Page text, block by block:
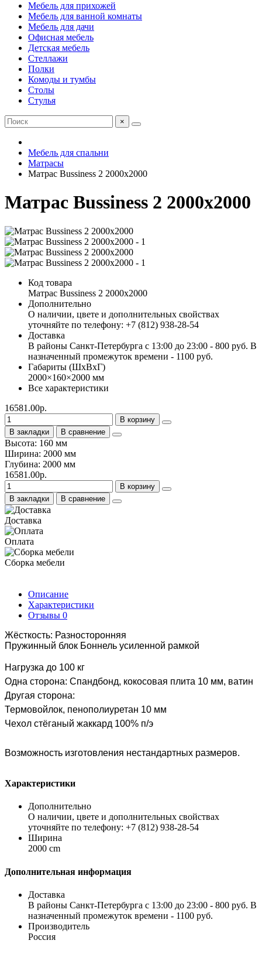
Мебель для прихожей
Мебель для ванной комнаты
Мебель для дачи
Офисная мебель
Детская мебель
Стеллажи
Полки
Комоды и тумбы
Столы
Стулья
×
Мебель для спальни
Матрасы
Матрас Bussiness 2 2000х2000
Матрас Bussiness 2 2000х2000
Код товара
Матрас Bussiness 2 2000х2000
Дополнительно
О наличии, цвете и дополнительных свойствах
уточняйте по телефону: +7 (812) 938-28-54
Доставка
В районы Санкт-Петербурга с 13:00 до 23:00 - 800 руб. В
назначенный промежуток времени - 1100 руб.
Габариты (ШхВхГ)
2000×160×2000 мм
Все характеристики
16581.00р.
В корзину
В закладки
В сравнение
Высота: 160 мм
Ширина: 2000 мм
Глубина: 2000 мм
16581.00р.
В корзину
В закладки
В сравнение
Доставка
Оплата
Сборка мебели
Описание
Характеристики
Отзывы 0
Жёсткость: Разносторонняя
Пружинный блок Боннель усиленной рамкой
Нагрузка до 100 кг
Одна сторона: Спандбонд, кокосовая плита 10 мм, ватин
Другая сторона:
Термовойлок, пенополиуретан 10 мм
Чехол стёганый жаккард 100% п/э
Возможность изготовления нестандартных размеров.
Характеристики
Дополнительно
О наличии, цвете и дополнительных свойствах
уточняйте по телефону: +7 (812) 938-28-54
Ширина
2000 cm
Дополнительная информация
Доставка
В районы Санкт-Петербурга с 13:00 до 23:00 - 800 руб. В
назначенный промежуток времени - 1100 руб.
Производитель
Россия